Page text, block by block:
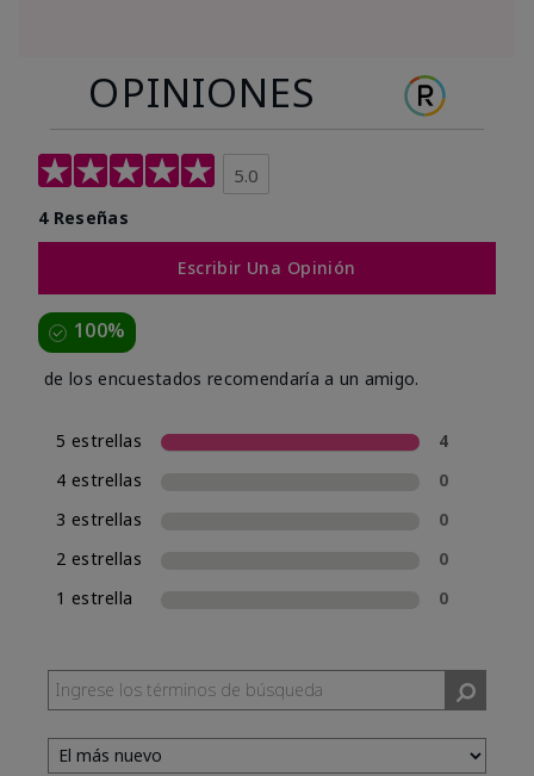
OPINIONES
5.0
4 Reseñas
Escribir Una Opinión
100%
de los encuestados recomendaría a un amigo.
5 estrellas
4
4 estrellas
0
3 estrellas
0
2 estrellas
0
1 estrella
0